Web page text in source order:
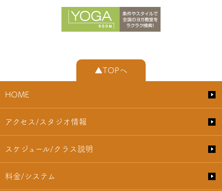
▲TOPへ
HOME
アクセス/スタジオ情報
スケジュール/クラス説明
料金/システム